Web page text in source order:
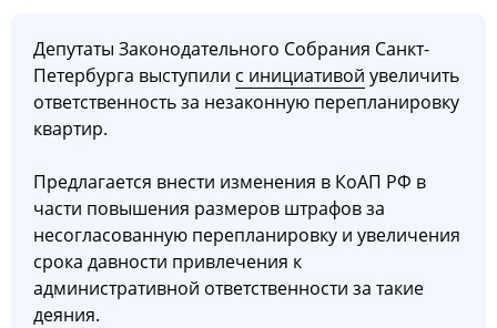
Депутаты Законодательного Собрания Санкт-
Петербурга выступили с инициативой увеличить
ответственность за незаконную перепланировку
квартир.
Предлагается внести изменения в КоАП РФ в
части повышения размеров штрафов за
несогласованную перепланировку и увеличения
срока давности привлечения к
административной ответственности за такие
деяния.